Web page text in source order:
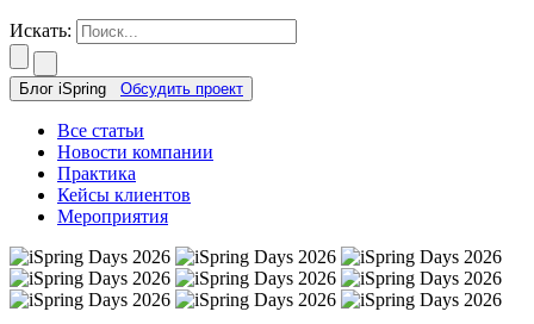
Искать:
Блог iSpring Обсудить проект
Все статьи
Новости компании
Практика
Кейсы клиентов
Мероприятия